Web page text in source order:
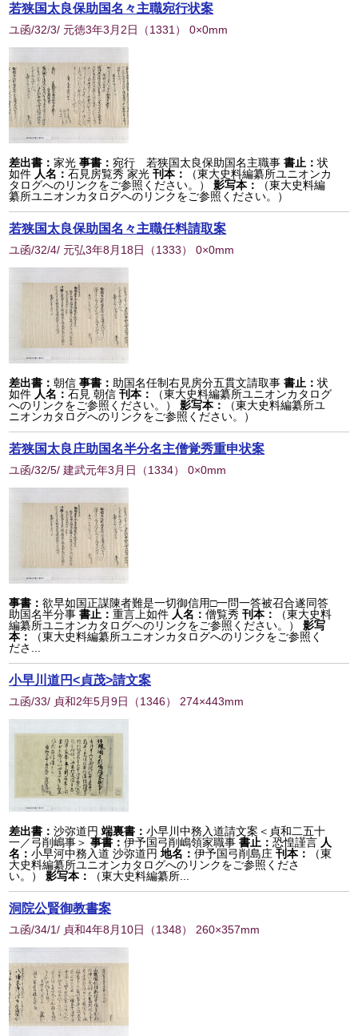
若狭国太良保助国名々主職宛行状案
ユ函/32/3/ 元徳3年3月2日 （1331 ） 0×0mm
差出書：家光 事書：宛行 若狭国太良保助国名主職事書止：状
如件 人名：石見房覧秀 家光 刊本：
（東大史料編纂所ユニオンカ
タログへのリンクをご参照ください。）
影写本：
（東大史料編
纂所ユニオンカタログへのリンクをご参照ください。）
若狭国太良保助国名々主職任料請取案
ユ函/32/4/ 元弘3年8月18日 （1333） 0×0mm
差出書：朝信 事書： 助国名任制右見房分五貫文請取事書止：状
如件 人名：石見 朝信 刊本：
（東大史料編纂所ユニオンカタログ
へのリンクをご参照ください。）
影写本：
（東大史料編纂所ユ
ニオンカタログへのリンクをご参照ください。）
若狭国太良庄助国名半分名主僧覚秀重申状案
ユ函/32/5/ 建武元年3月日 （1334） 0×0mm
事書：欲早如国正謀陳者難是一切御信用□一問一答被召合遂同答
助国名半分事書止：重言上如件 人名：僧覧秀 刊本：
（東大史料
編纂所ユニオンカタログへのリンクをご参照ください。）
影写
本：
（東大史料編纂所ユニオンカタログへのリンクをご参照く
ださ...
小早川道円<貞茂>請文案
ユ函/33/ 貞和2年5月9日 （1346） 274×443mm
差出書：沙弥道円 端裏書：小早川中務入道請文案＜貞和二五十
一／弓削嶋事＞ 事書：伊予国弓削嶋領家職事書止：恐惶謹言 人
名：小早河中務入道 沙弥道円 地名：伊予国弓削島庄 刊本：
（東
大史料編纂所ユニオンカタログへのリンクをご参照くださ
い。）
影写本： （東大史料編纂所...
洞院公賢御教書案
ユ函/34/1/ 貞和4年8月10日 （1348） 260×357mm